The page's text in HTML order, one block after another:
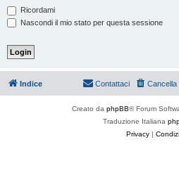
Ricordami
Nascondi il mio stato per questa sessione
Indice Cancella
Contattaci
Creato da phpBB® Forum
Traduzione Italiana
Privacy |